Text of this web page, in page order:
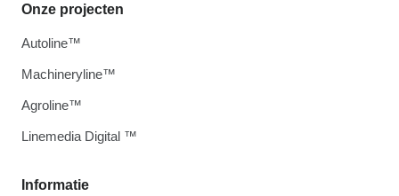
Informatie
Onze projecten
Autoline™
Machineryline™
Agroline™
Linemedia Digital ™